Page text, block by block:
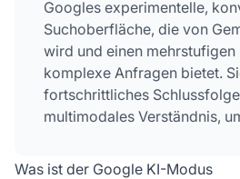
Googles experimentelle,
Suchoberfläche, die von
wird und einen
komplexe Anfragen bietet.
fortschrittliches
multimodales Verständnis,
Möglichkeiten bereitzustellen.
Was ist der Google KI-Modus